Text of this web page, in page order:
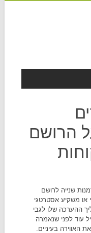
הרושם
שנייה לרושם
או משקיע אסטרטגי
ההערכה שלו לגבי
עוד לפני שנאמרה
האווירה בעיניים.